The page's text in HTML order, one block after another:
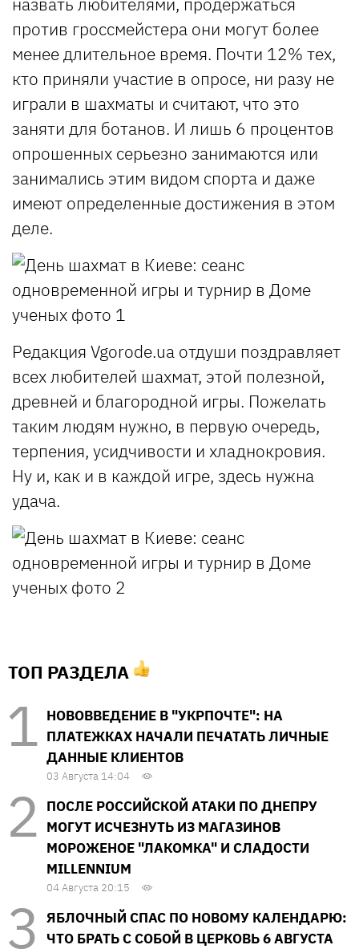
против гроссмейстера они могут более
менее длительное время. Почти 12% тех,
кто приняли участие в опросе, ни разу не
играли в шахматы и считают, что это
заняти для ботанов. И лишь 6 процентов
опрошенных серьезно занимаются или
занимались этим видом спорта и даже
имеют определенные достижения в этом
деле.
Редакция Vgorode.ua отдуши поздравляет
всех любителей шахмат, этой полезной,
древней и благородной игры. Пожелать
таким людям нужно, в первую очередь,
терпения, усидчивости и хладнокровия.
Ну и, как и в каждой игре, здесь нужна
удача.
ТОП РАЗДЕЛА
НОВОВВЕДЕНИЕ В "УКРПОЧТЕ": НА
ПЛАТЕЖКАХ НАЧАЛИ ПЕЧАТАТЬ ЛИЧНЫЕ
ДАННЫЕ КЛИЕНТОВ
03 Августа 14:04
ПОСЛЕ РОССИЙСКОЙ АТАКИ ПО ДНЕПРУ
МОГУТ ИСЧЕЗНУТЬ ИЗ МАГАЗИНОВ
МОРОЖЕНОЕ "ЛАКОМКА" И СЛАДОСТИ
MILLENNIUM
04 Августа 20:15
ЯБЛОЧНЫЙ СПАС ПО НОВОМУ КАЛЕНДАРЮ:
ЧТО БРАТЬ С СОБОЙ В ЦЕРКОВЬ 6 АВГУСТА